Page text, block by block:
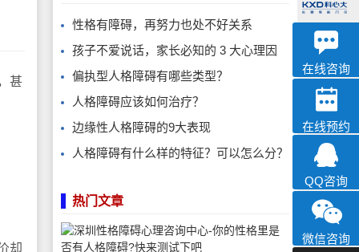
甚
却
性格有障碍，再努力也处不好关系
孩子不爱说话，家长必知的 3 大心理因
偏执型人格障碍有哪些类型？
人格障碍应该如何治疗？
边缘性人格障碍的9大表现
人格障碍有什么样的特征？可以怎么分？
热门文章
优眠
心理咨询
在线咨询
在线预约
QQ咨询
微信咨询